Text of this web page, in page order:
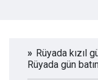
Rüyada kızıl
Rüyada gün